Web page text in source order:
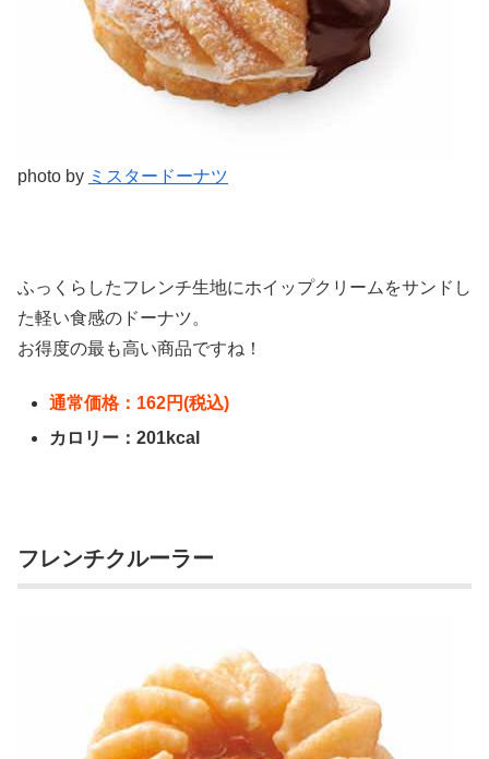
photo by ミスタードーナツ
ふっくらしたフレンチ生地にホイップクリームをサンドし
た軽い食感のドーナツ。
お得度の最も高い商品ですね！
通常価格：162円(税込)
カロリー：201kcal
フレンチクルーラー